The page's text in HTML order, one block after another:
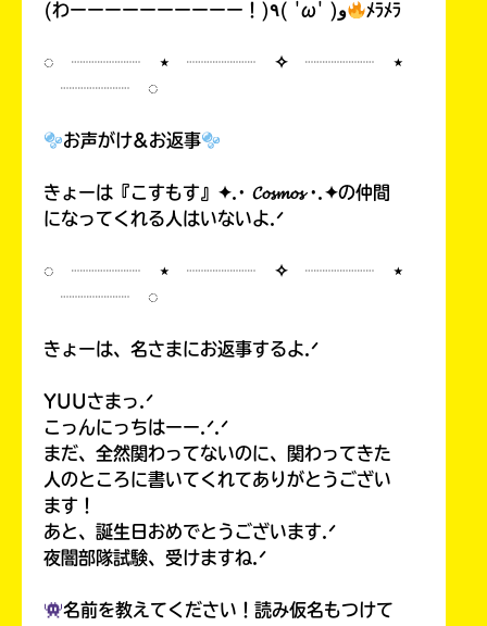
(わーーーーーーーーーー！)٩( 'ω' )و
ﾒﾗﾒﾗ
◌ ┈┈┈┈ ⋆ ┈┈┈┈ ✧ ┈┈┈┈ ⋆
┈┈┈┈ ◌
お声がけ&お返事
きょーは『こすもす』✦.· 𝓒𝓸𝓼𝓶𝓸𝓼 ·.✦の仲間
になってくれる人はいないよ.ᐟ
◌ ┈┈┈┈ ⋆ ┈┈┈┈ ✧ ┈┈┈┈ ⋆
┈┈┈┈ ◌
きょーは、名さまにお返事するよ.ᐟ
YUUさまっ.ᐟ
こっんにっちはーー.ᐟ.ᐟ
まだ、全然関わってないのに、関わってきた
人のところに書いてくれてありがとうござい
ます！
あと、誕生日おめでとうございます.ᐟ
夜闇部隊試験、受けますね.ᐟ
名前を教えてください！読み仮名もつけて